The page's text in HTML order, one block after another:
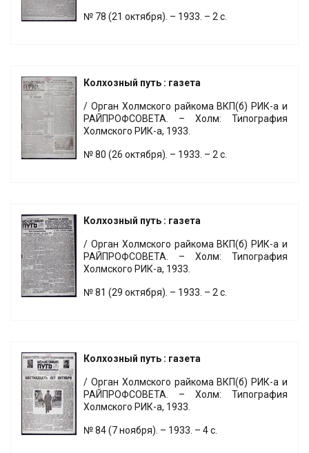
№ 78 (21 октября). – 1933. – 2 с.
Колхозный путь : газета
/ Орган Холмского райкома ВКП(б) РИК-а и
РАЙПРОФСОВЕТА. – Холм: Типография
Холмского РИК-а, 1933.
№ 80 (26 октября). – 1933. – 2 с.
Колхозный путь : газета
/ Орган Холмского райкома ВКП(б) РИК-а и
РАЙПРОФСОВЕТА. – Холм: Типография
Холмского РИК-а, 1933.
№ 81 (29 октября). – 1933. – 2 с.
Колхозный путь : газета
/ Орган Холмского райкома ВКП(б) РИК-а и
РАЙПРОФСОВЕТА. – Холм: Типография
Холмского РИК-а, 1933.
№ 84 (7 ноября). – 1933. – 4 с.